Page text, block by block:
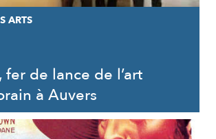
ARTS
fer de lance de l’art
à Auvers